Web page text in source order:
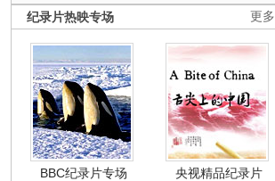
更多
纪录片热映专场
BBC纪录片专场 央视精品纪录片